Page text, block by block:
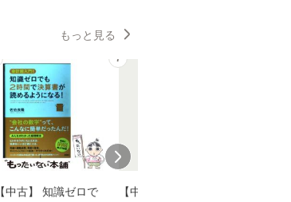
もっと見る
【中古】 知識ゼロで
7
【中古】 ウインクで